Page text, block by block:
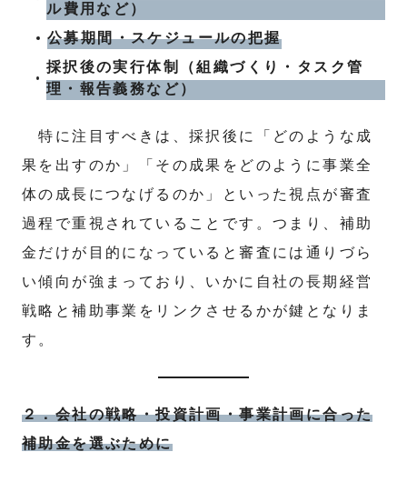
ル費用など）
公募期間・スケジュールの把握
採択後の実行体制（組織づくり・タスク管
理・報告義務など）
特に注目すべきは、採択後に「どのような成
果を出すのか」「その成果をどのように事業全
体の成長につなげるのか」といった視点が審査
過程で重視されていることです。つまり、補助
金だけが目的になっていると審査には通りづら
い傾向が強まっており、いかに自社の長期経営
戦略と補助事業をリンクさせるかが鍵となりま
す。
２．会社の戦略・投資計画・事業計画に合った
補助金を選ぶために